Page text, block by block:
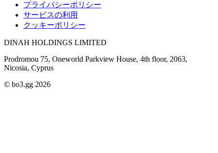
プライバシーポリシー
サービスの利用
クッキーポリシー
DINAH HOLDINGS LIMITED
Prodromou 75, Oneworld Parkview House, 4th floor, 2063,
Nicosia, Cyprus
© bo3.gg 2026